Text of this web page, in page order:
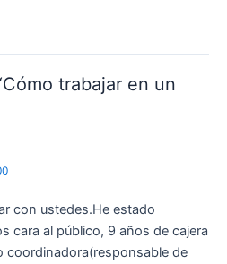
trabajar en un
con ustedes.He estado
cara al público, 9 años de cajera
coordinadora(responsable de